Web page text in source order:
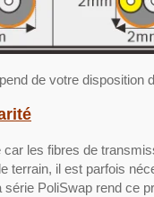
de votre disposition
car les fibres de
terrain, il est parfois
série PoliSwap rend ce